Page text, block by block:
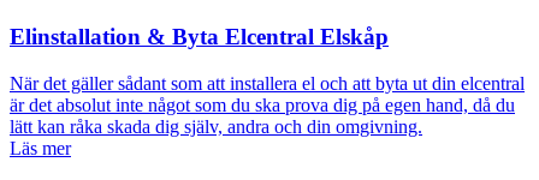
Elinstallation & Byta Elcentral Elskåp
När det gäller sådant som att installera el och att byta ut din elcentral
är det absolut inte något som du ska prova dig på egen hand, då du
lätt kan råka skada dig själv, andra och din omgivning.
Läs mer